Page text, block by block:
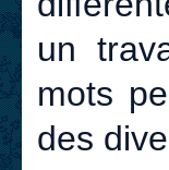
un
mots
des